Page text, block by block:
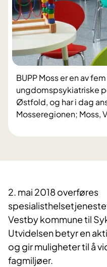
BUPP Moss er en av
ungdomspsykiatriske
Østfold, og har i dag
Mosseregionen; Moss,
​2. mai 2018 overføres
Vestby kommune til
Utvidelsen betyr en
og gir muligheter til å
fagmiljøer.